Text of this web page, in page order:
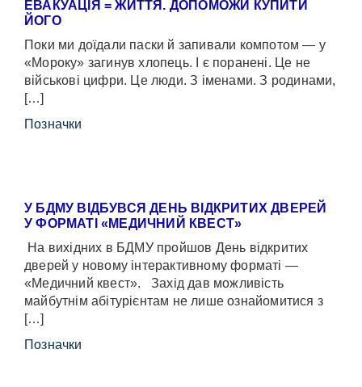
ЕВАКУАЦІЯ = ЖИТТЯ. ДОПОМОЖИ КУПИТИ
ЙОГО
Поки ми доїдали паски й запивали компотом — у
«Мороку» загинув хлопець. І є поранені. Це не
військові цифри. Це люди. З іменами. З родинами,
[…]
Позначки
У БДМУ ВІДБУВСЯ ДЕНЬ ВІДКРИТИХ ДВЕРЕЙ
У ФОРМАТІ «МЕДИЧНИЙ КВЕСТ»
На вихідних в БДМУ пройшов День відкритих
дверей у новому інтерактивному форматі —
«Медичний квест». Захід дав можливість
майбутнім абітурієнтам не лише ознайомитися з
[…]
Позначки